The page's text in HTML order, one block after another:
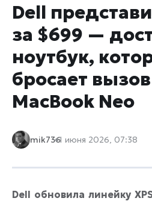
Dell
за $699 —
ноутбук,
бросает
MacBook Neo
mik7361 июня 2026, 07:38
Dell обновила линейку